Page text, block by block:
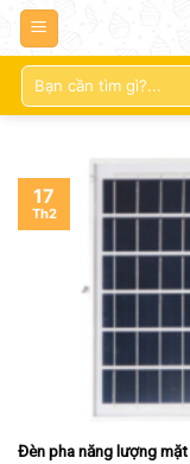
Tìm
kiếm:
Đèn pha năng lượng
17
Th2